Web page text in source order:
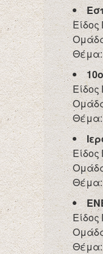
Είδος
Θέμα:
Είδος